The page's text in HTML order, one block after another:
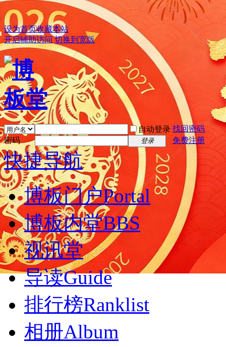
设为首页收藏本站
开启辅助访问 切换到宽版
自动登录 找回密码
密码
登录 免费注册
快捷导航
博板门户Portal
博板内堂BBS
视讯堂
导读Guide
排行榜Ranklist
相册Album